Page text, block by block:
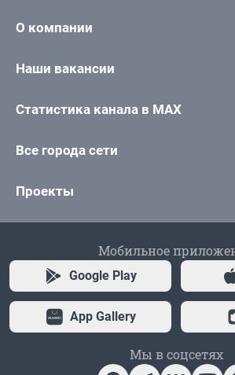
О компании
Наши вакансии
Статистика канала в MAX
Все города сети
Проекты
Мобильное
Google Play
App Gallery
Мы в соцсетях